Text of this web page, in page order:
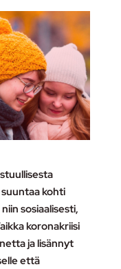
kohti
sosiaalisesti,
koronakriisi
ja lisännyt
että